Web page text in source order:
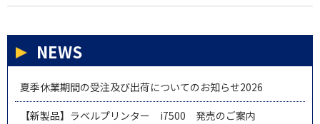
NEWS
夏季休業期間の受注及び出荷についてのお知らせ2026
【新製品】ラベルプリンター i7500 発売のご案内